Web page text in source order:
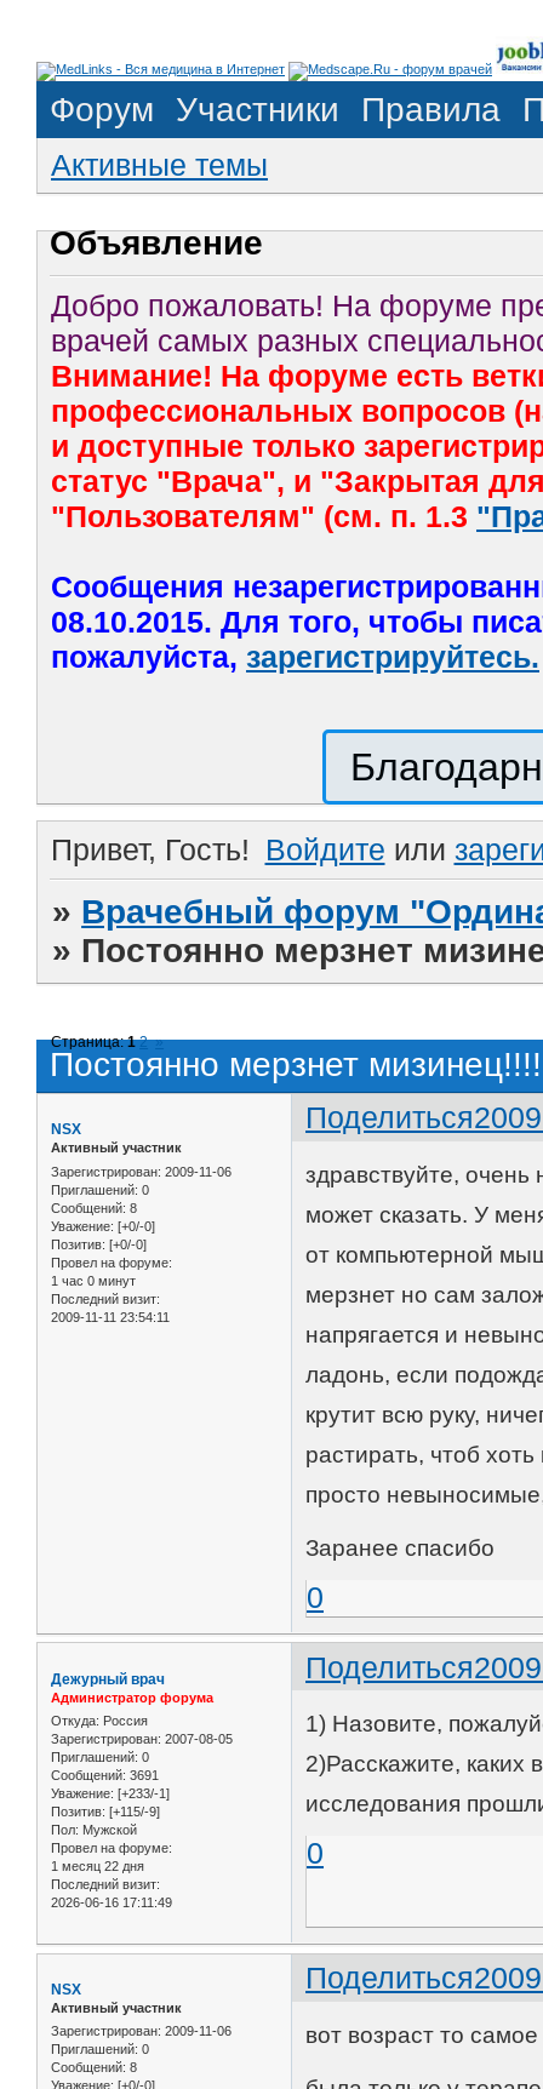
Форум Участники Правила
Активные темы
Объявление
Добро пожаловать! На форуме
врачей самых разных
Внимание! На форуме есть
профессиональных вопросов
и доступные только
статус "Врача", и "Закрытая
"Пользователям" (см. п. 1.3
Сообщения
08.10.2015. Для того, чтобы
пожалуйста, зарегистрируйтесь.
Привет, Гость! Войдите или
» Врачебный форум
» Постоянно мерзнет
Постоянно мерзнет
Страница:1 2 »
Поделиться
NSX
Активный участник
Зарегистрирован: 2009-11-06
Приглашений: 0
Сообщений: 8
Уважение: [+0/-0]
Позитив: [+0/-0]
Провел на форуме:
1 час 0 минут
Последний визит:
2009-11-11 23:54:11
здравствуйте,
может сказать. У
от компьютерной
мерзнет но сам
напрягается и
ладонь, если
крутит всю руку,
растирать, чтоб
просто
Заранее спасибо
0
Поделиться
Дежурный врач
Администратор форума
Откуда: Россия
Зарегистрирован: 2007-08-05
Приглашений: 0
Сообщений: 3691
Уважение: [+233/-1]
Позитив: [+115/-9]
Пол: Мужской
Провел на форуме:
1 месяц 22 дня
Последний визит:
2026-06-16 17:11:49
1) Назовите,
2)Расскажите,
исследования
0
Поделиться
NSX
Активный участник
Зарегистрирован: 2009-11-06
Приглашений: 0
Сообщений: 8
Уважение: [+0/-0]
вот возраст то